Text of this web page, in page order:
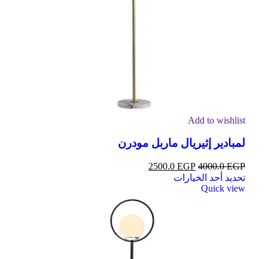
Add to wishlist
لمبادير إثيريال ماربل مودرن
4000.0EGP
2500.0 EGP
تحديد أحد الخيارات
Quick view